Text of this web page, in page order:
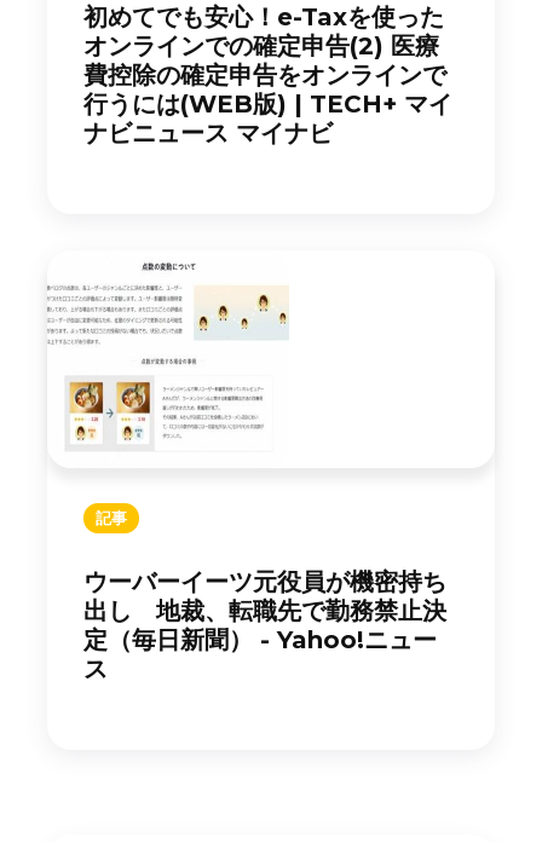
初めてでも安心！e-Taxを使った
オンラインでの確定申告(2) 医療
費控除の確定申告をオンラインで
行うには(WEB版) | TECH+ マイ
ナビニュース マイナビ
記事
ウーバーイーツ元役員が機密持ち
出し 地裁、転職先で勤務禁止決
定（毎日新聞） - Yahoo!ニュー
ス